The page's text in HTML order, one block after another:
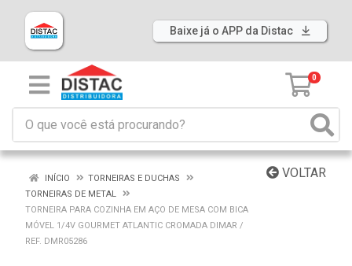
Baixe já o APP da Distac
0
VOLTAR
INÍCIO
TORNEIRAS E DUCHAS
TORNEIRAS DE METAL
TORNEIRA PARA COZINHA EM AÇO DE MESA COM BICA
MÓVEL 1/4V GOURMET ATLANTIC CROMADA DIMAR /
REF. DMR05286